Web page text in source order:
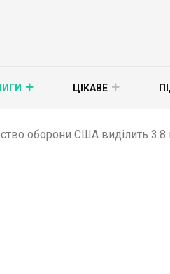
ЦІКАВЕ
оборони США виділить 3.8